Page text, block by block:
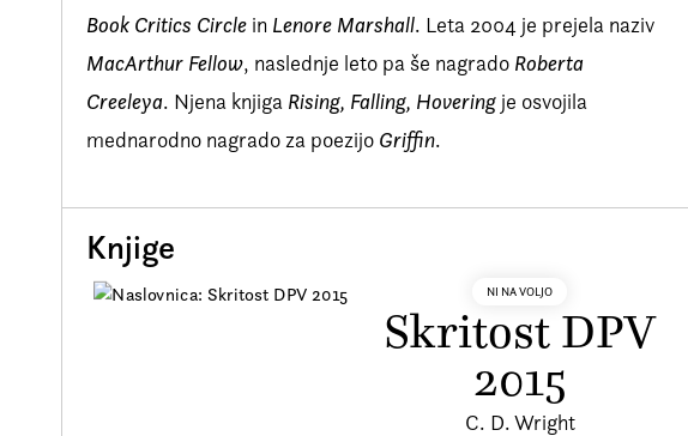
Book Critics Circle in Lenore Marshall. Leta 2004 je prejela naziv
MacArthur Fellow, naslednje leto pa še nagrado Roberta
Creeleya. Njena knjiga Rising, Falling, Hovering je osvojila
mednarodno nagrado za poezijo Griffin.
Knjige
NI NA VOLJO
Skritost DPV
2015
C. D. Wright